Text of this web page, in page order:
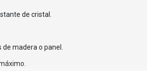
de cristal.
madera o panel.